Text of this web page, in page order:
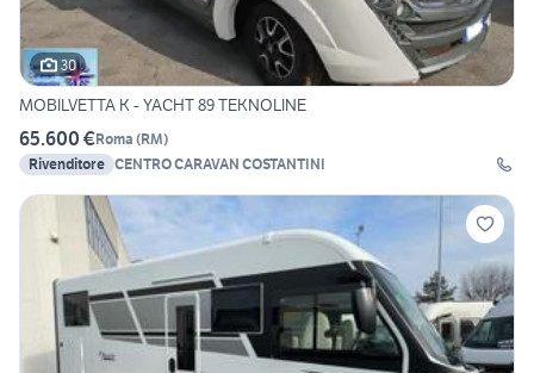
30
MOBILVETTA K - YACHT 89 TEKNOLINE
65.600 €Roma (RM)
Rivenditore CENTRO CARAVAN COSTANTINI